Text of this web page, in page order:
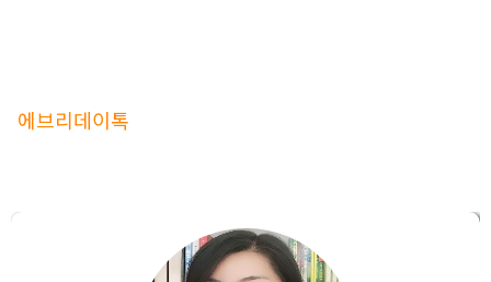
에브리데이톡